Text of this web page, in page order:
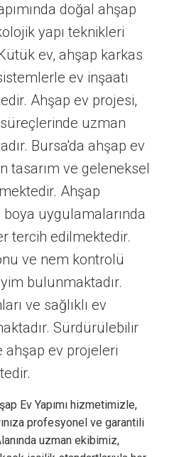
doğal ahşap
yapı teknikleri
ev, ahşap karkas
ev inşaatı
Ahşap ev projesi,
uzman
Bursa'da ahşap ev
tasarım ve geleneksel
Ahşap
uygulamalarında
tercih edilmektedir.
ve nem kontrolü
bulunmaktadır.
ve sağlıklı ev
Sürdürülebilir
ahşap ev projeleri
Ev Yapımı hizmetimizle,
profesyonel ve garantili
uzman ekibimiz,